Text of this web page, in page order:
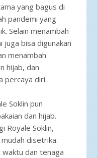
yang bagus di
pandemi yang
Selain menambah
juga bisa digunakan
menambah
hijab, dan
percaya diri.
Soklin pun
dan hijab.
Royale Soklin,
disetrika.
dan tenaga